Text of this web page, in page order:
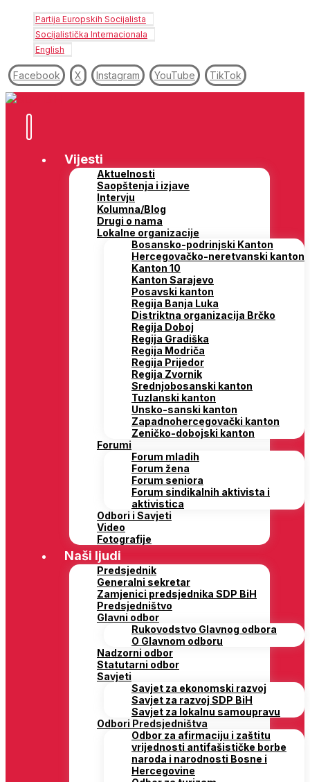
Partija Europskih Socijalista
Socijalistička Internacionala
English
Facebook X Instagram YouTube TikTok
Vijesti
Aktuelnosti
Saopštenja i izjave
Intervju
Kolumna/Blog
Drugi o nama
Lokalne organizacije
Bosansko-podrinjski Kanton
Hercegovačko-neretvanski kanton
Kanton 10
Kanton Sarajevo
Posavski kanton
Regija Banja Luka
Distriktna organizacija Brčko
Regija Doboj
Regija Gradiška
Regija Modriča
Regija Prijedor
Regija Zvornik
Srednjobosanski kanton
Tuzlanski kanton
Unsko-sanski kanton
Zapadnohercegovački kanton
Zeničko-dobojski kanton
Forumi
Forum mladih
Forum žena
Forum seniora
Forum sindikalnih aktivista i
aktivistica
Odbori i Savjeti
Video
Fotografije
Naši ljudi
Predsjednik
Generalni sekretar
Zamjenici predsjednika SDP BiH
Predsjedništvo
Glavni odbor
Rukovodstvo Glavnog odbora
O Glavnom odboru
Nadzorni odbor
Statutarni odbor
Savjeti
Savjet za ekonomski razvoj
Savjet za razvoj SDP BiH
Savjet za lokalnu samoupravu
Odbori Predsjedništva
Odbor za afirmaciju i zaštitu
vrijednosti antifašističke borbe
naroda i narodnosti Bosne i
Hercegovine